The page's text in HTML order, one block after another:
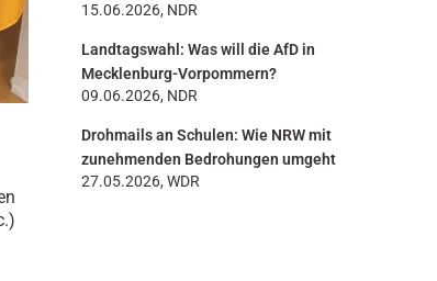
15.06.2026, NDR
Landtagswahl: Was will die AfD in
Mecklenburg-Vorpommern?
09.06.2026, NDR
Drohmails an Schulen: Wie NRW mit
zunehmenden Bedrohungen umgeht
27.05.2026, WDR